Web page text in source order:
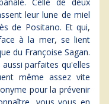
leur lune de miel
de Positano. Et qui,
à la mer, se lient
du Françoise Sagan.
parfaites qu'elles
même assez vite
pour la prévenir